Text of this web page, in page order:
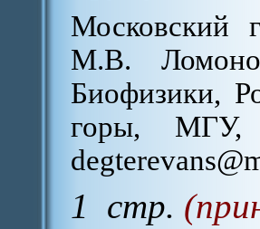
Московский
М.В.
Биофизики,
горы, МГУ,
1 стр.